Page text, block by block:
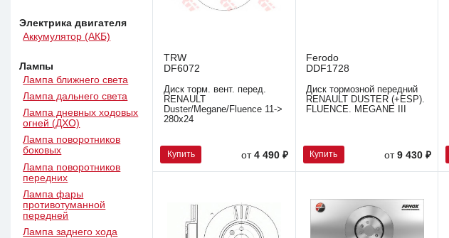
Электрика двигателя
Аккумулятор (АКБ)
Лампы
Лампа ближнего света
Лампа дальнего света
Лампа дневных ходовых
огней (ДХО)
Лампа поворотников
боковых
Лампа поворотников
передних
Лампа фары
противотуманной
передней
Лампа заднего хода
TRW
DF6072
Диск торм. вент. перед.
RENAULT
Duster/Megane/Fluence 11->
280x24
Купить от4 490 ₽
Ferodo
DDF1728
Диск тормозной передний
RENAULT DUSTER (+ESP).
FLUENCE. MEGANE III
Купить от 9 430 ₽